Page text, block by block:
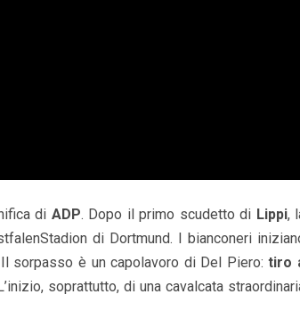
di ADP. Dopo il primo scudetto di Lippi,
di Dortmund. I bianconeri
sorpasso è un capolavoro di Del Piero: tiro
soprattutto, di una cavalcata